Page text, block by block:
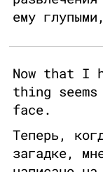
ему
Now that I
thing
face.
Теперь,
загадке,